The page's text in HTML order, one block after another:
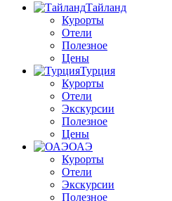
Тайланд
Курорты
Отели
Полезное
Цены
Турция
Курорты
Отели
Экскурсии
Полезное
Цены
ОАЭ
Курорты
Отели
Экскурсии
Полезное